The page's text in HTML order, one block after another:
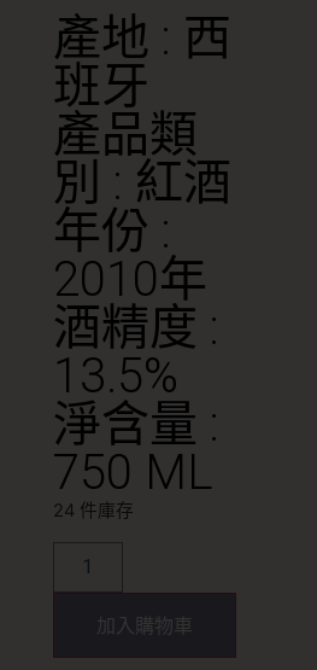
產地 : 西
班牙
產品類
別 : 紅酒
年份 :
2010年
酒精度 :
13.5%
淨含量 :
750 ML
24 件庫存
加入購物車